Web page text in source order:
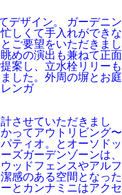
デザイン。 ガーデニン
しくて手入れができな
ご要望をいただきまし
めの演出も兼ねて正面
案し、立水栓リリーも
した。外周の塀とお庭
ンガ
させていただきまし
ってアウトリビング〜
ティオ。とオーソドッ
ズガーデンゾーンは、
ッドフェンスやアルフ
感のある空間となった
とカンナミニはアクセ